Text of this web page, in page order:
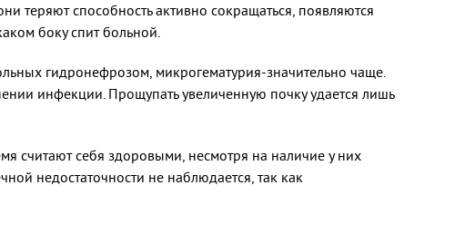
теряют способность активно сокращаться, появляются
боку спит больной.
гидронефрозом, микрогематурия-значительно чаще.
инфекции. Прощупать увеличенную почку удается лишь
считают себя здоровыми, несмотря на наличие у них
недостаточности не наблюдается, так как